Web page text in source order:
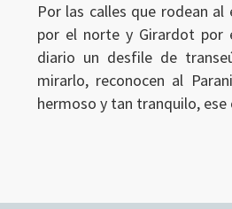
Por las calles que rodean
por el norte y Girardot por
diario un desfile de
mirarlo, reconocen al
hermoso y tan tranquilo, ese